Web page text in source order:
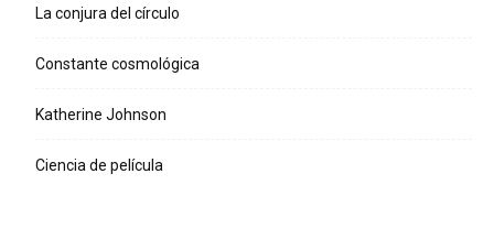
La conjura del círculo
Constante cosmológica
Katherine Johnson
Ciencia de película